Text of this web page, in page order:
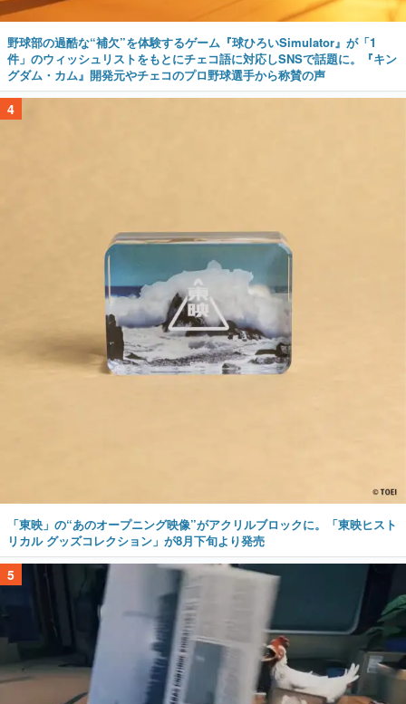
グダム・カム』開発元やチェコのプロ野球選手から称賛の声
4
5